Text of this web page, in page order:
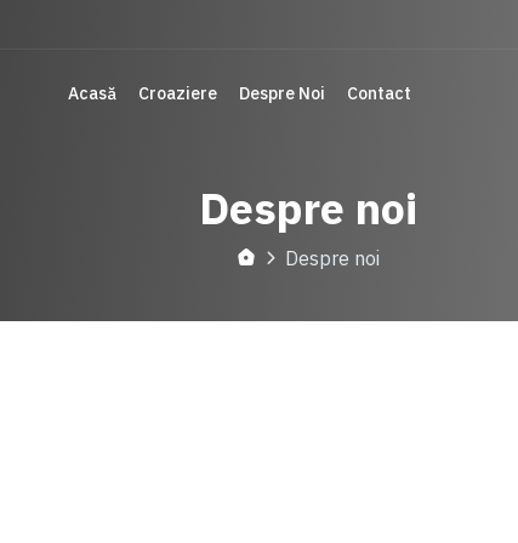
Acasă Croaziere Despre Noi Contact
Despre noi
Despre noi